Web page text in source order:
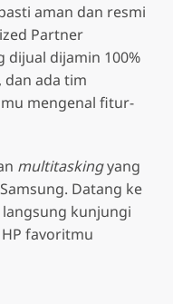
aman dan resmi
Partner
dijual dijamin 100%
dan ada tim
mengenal fitur-
multitaskingyang
Datang ke
kunjungi
favoritmu